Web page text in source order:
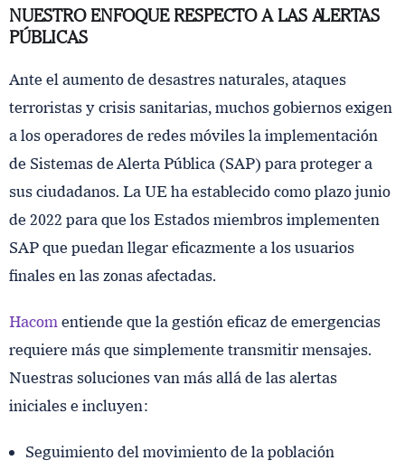
NUESTRO ENFOQUE RESPECTO A LAS ALERTAS
PÚBLICAS
Ante el aumento de desastres naturales, ataques
terroristas y crisis sanitarias, muchos gobiernos exigen
a los operadores de redes móviles la implementación
de Sistemas de Alerta Pública (SAP) para proteger a
sus ciudadanos. La UE ha establecido como plazo junio
de 2022 para que los Estados miembros implementen
SAP que puedan llegar eficazmente a los usuarios
finales en las zonas afectadas.
Hacomentiende que la gestión eficaz de emergencias
requiere más que simplemente transmitir mensajes.
Nuestras soluciones van más allá de las alertas
iniciales e incluyen:
Seguimiento del movimiento de la población